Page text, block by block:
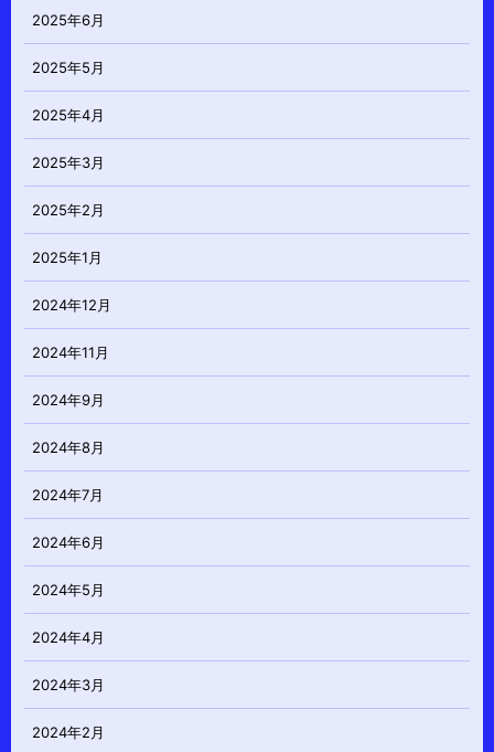
2025年6月
2025年5月
2025年4月
2025年3月
2025年2月
2025年1月
2024年12月
2024年11月
2024年9月
2024年8月
2024年7月
2024年6月
2024年5月
2024年4月
2024年3月
2024年2月